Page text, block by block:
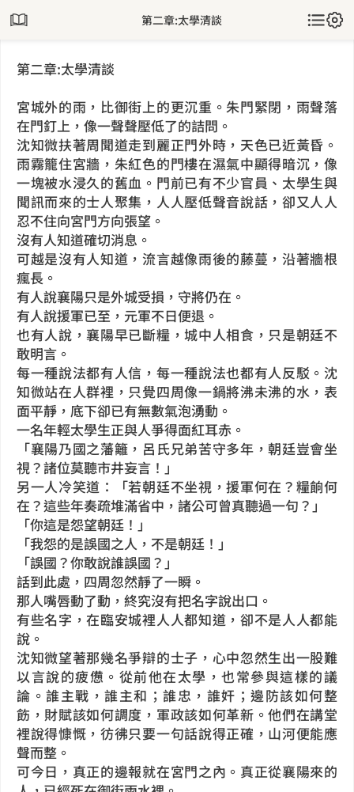
第二章:太學清談
第二章:太學清談
宮城外的雨，比御街上的更沉重。朱門緊閉，雨聲落
在門釘上，像一聲聲壓低了的詰問。
沈知微扶著周聞道走到麗正門外時，天色已近黃昏。
雨霧籠住宮牆，朱紅色的門樓在濕氣中顯得暗沉，像
一塊被水浸久的舊血。門前已有不少官員、太學生與
聞訊而來的士人聚集，人人壓低聲音說話，卻又人人
忍不住向宮門方向張望。
沒有人知道確切消息。
可越是沒有人知道，流言越像雨後的藤蔓，沿著牆根
瘋長。
有人說襄陽只是外城受損，守將仍在。
有人說援軍已至，元軍不日便退。
也有人說，襄陽早已斷糧，城中人相食，只是朝廷不
敢明言。
每一種說法都有人信，每一種說法也都有人反駁。沈
知微站在人群裡，只覺四周像一鍋將沸未沸的水，表
面平靜，底下卻已有無數氣泡湧動。
一名年輕太學生正與人爭得面紅耳赤。
「襄陽乃國之藩籬，呂氏兄弟苦守多年，朝廷豈會坐
視？諸位莫聽市井妄言！」
另一人冷笑道：「若朝廷不坐視，援軍何在？糧餉何
在？這些年奏疏堆滿省中，諸公可曾真聽過一句？」
「你這是怨望朝廷！」
「我怨的是誤國之人，不是朝廷！」
「誤國？你敢說誰誤國？」
話到此處，四周忽然靜了一瞬。
那人嘴唇動了動，終究沒有把名字說出口。
有些名字，在臨安城裡人人都知道，卻不是人人都能
說。
沈知微望著那幾名爭辯的士子，心中忽然生出一股難
以言說的疲憊。從前他在太學，也常參與這樣的議
論。誰主戰，誰主和；誰忠，誰奸；邊防該如何整
飭，財賦該如何調度，軍政該如何革新。他們在講堂
裡說得慷慨，彷彿只要一句話說得正確，山河便能應
聲而整。
可今日，真正的邊報就在宮門之內。真正從襄陽來的